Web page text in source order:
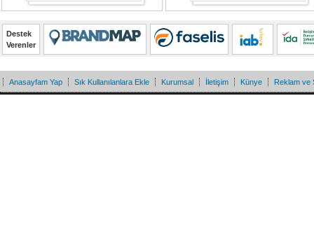
Destek
Verenler
Anasayfam Yap Sık Kullanılanlara Ekle Kurumsal İletişim Künye Reklam ve